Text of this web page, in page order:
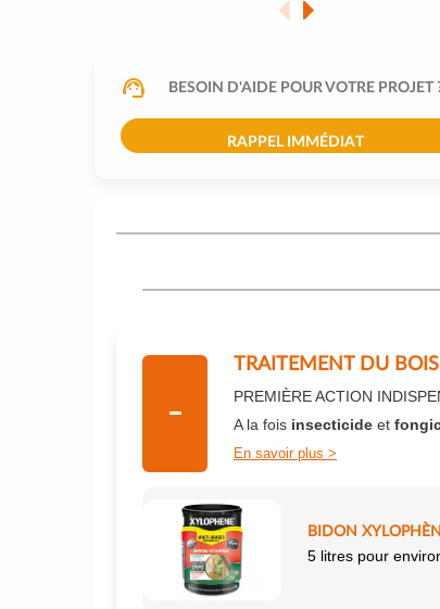
BESOIN D'AIDE POUR VOTRE PROJET
RAPPEL IMMÉDIAT
TRAITEMENT DU
PREMIÈRE ACTION
A la fois insecticide et
En savoir plus
BIDON
5 litres pour